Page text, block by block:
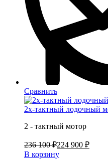
Сравнить
2х-тактный лодочный
2 - тактный мотор
236 100 ₽224 900 ₽
В корзину